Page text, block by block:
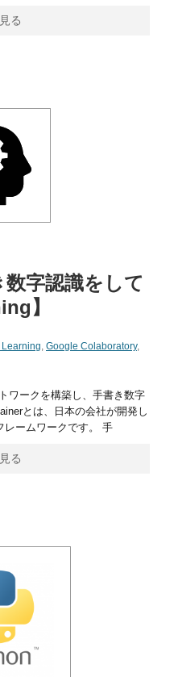
る
数字認識をして
】
Learning, Google Colaboratory,
ワークを構築し、手書き数字
とは、日本の会社が開発し
レームワークです。 手
る